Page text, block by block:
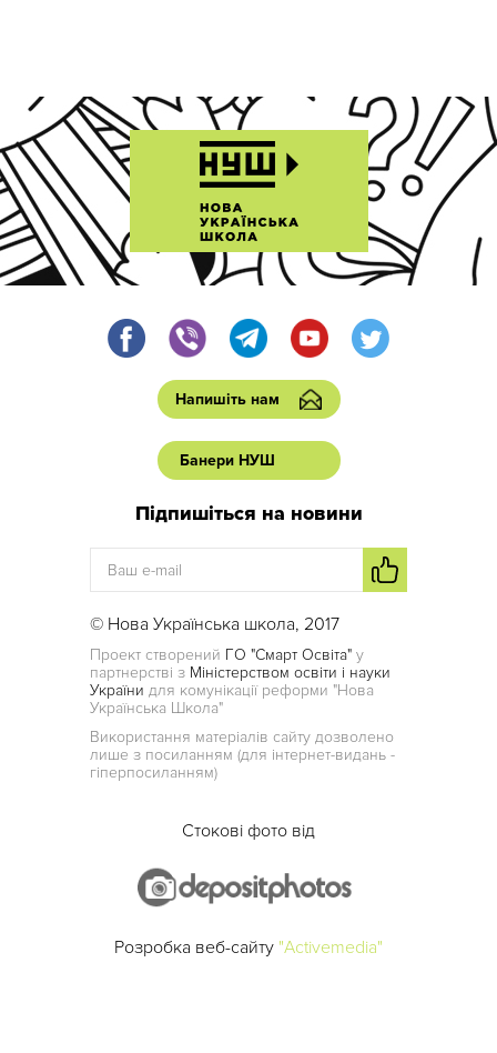
Напишіть нам
Банери НУШ
Підпишіться на новини
© Нова Українська школа, 2017
Проект створений ГО "Смарт Освіта" у
партнерстві з Міністерством освіти і науки
України для комунікації реформи "Нова
Українська Школа"
Використання матеріалів сайту дозволено
лише з посиланням (для інтернет-видань -
гіперпосиланням)
Стокові фото від
Розробка веб-сайту "Activemedia"